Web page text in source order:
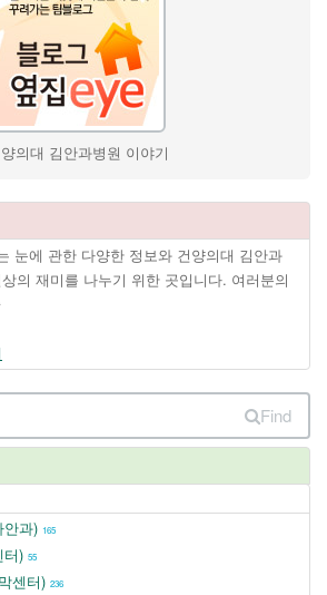
의대 김안과병원 이야기
눈에 관한 다양한 정보와 건양의대 김안과
의 재미를 나누기 위한 곳입니다. 여러분의
Find
안과) 165
터) 55
센터) 236